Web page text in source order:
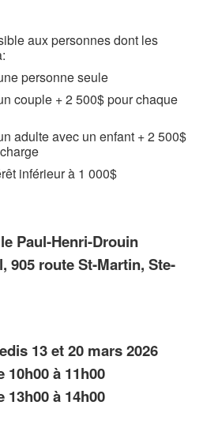
aux personnes dont les
personne seule
couple + 2 500$ pour chaque
adulte avec un enfant + 2 500$
inférieur à 1 000$
Drouin
route St-Martin, Ste-
et 20 mars 2026
à 11h00
à 14h00